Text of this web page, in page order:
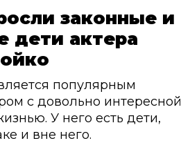
законные и
дети актера
популярным
с довольно интересной
У него есть дети,
и вне него.